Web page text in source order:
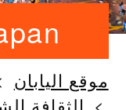
موقع اليابان
الثقافة